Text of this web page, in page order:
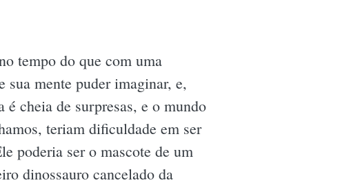
tempo do que com uma
sua mente puder imaginar, e,
cheia de surpresas, e o mundo
teriam dificuldade em ser
poderia ser o mascote de um
dinossauro cancelado da